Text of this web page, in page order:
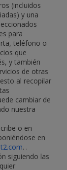
(incluidos
y una
para
teléfono o
que
y también
de otras
al recopilar
cambiar de
nuestra
o en
en
. .
siguiendo las